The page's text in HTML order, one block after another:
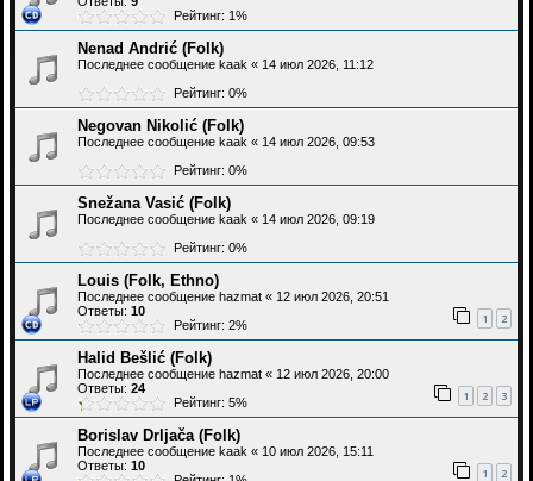
Рейтинг: 1%
Nenad Andrić (Folk)
Последнее сообщение kaak « 14 июл 2026, 11:12
Рейтинг: 0%
Negovan Nikolić (Folk)
Последнее сообщение kaak « 14 июл 2026, 09:53
Рейтинг: 0%
Snežana Vasić (Folk)
Последнее сообщение kaak « 14 июл 2026, 09:19
Рейтинг: 0%
Louis (Folk, Ethno)
Последнее сообщение hazmat « 12 июл 2026, 20:51
Ответы: 10 1 2
Рейтинг: 2%
Halid Bešlić (Folk)
Последнее сообщение hazmat « 12 июл 2026, 20:00
Ответы: 24 1 2 3
Рейтинг: 5%
Borislav Drljača (Folk)
Последнее сообщение kaak « 10 июл 2026, 15:11
Ответы: 10 1 2